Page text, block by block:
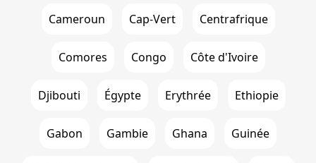
Cameroun Cap-Vert Centrafrique
Comores Congo Côte d'Ivoire
Djibouti Égypte Erythrée Ethiopie
Gabon Gambie Ghana Guinée